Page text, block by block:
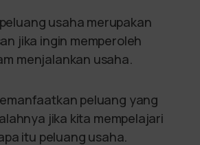
usaha merupakan
jika ingin memperoleh
menjalankan usaha.
peluang yang
jika kita mempelajari
itu peluang usaha.